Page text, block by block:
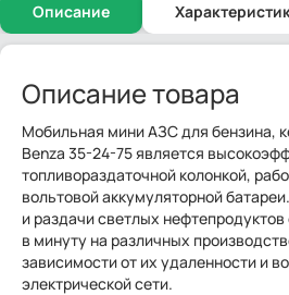
Описание
Описание товара
Мобильная мини АЗС для бензина,
Benza 35-24-75 является
топливораздаточной колонкой,
вольтовой аккумуляторной
и раздачи светлых
в минуту на различных
зависимости от их удаленности и
электрической сети.